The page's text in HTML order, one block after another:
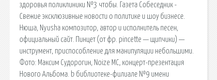
здоровья поликлиники №3 чтобы. Газета Собеседник -
Свежие эксклюзивные новости о политике и шоу бизнесе.
Нюша, Nyusha композитор, автор и исполнитель песен,
официальный сайт. Пинцет (от фр. pincette — щипчики) —
инструмент, приспособление для манипуляции небольшими.
Фото: Максим Судорогин, Noize MC, концерт-презентация
Нового Альбома. b библиотеке-филиале №9 имени